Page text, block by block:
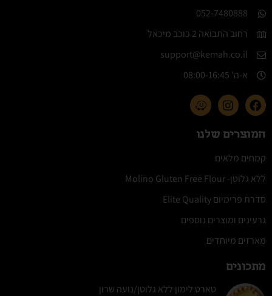
052-7480888
רחוב התבואה 2 כוכב מיכאל
support@kemah.co.il
א-ה' 08:00-16:45​
המוצרים שלנו
קמחים מלאים
ללא גלוטן- Molino Gluten Free Flour
סדרת פרימיום Elite Quality
גרעינים ומוצרים נוספים
מארזים מיוחדים
מתכונים
טארט לימון ללא גלוטן/נועה שרון